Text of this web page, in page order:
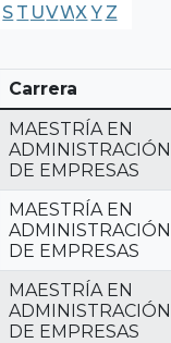
S T UVWX Y Z
Carrera
MAESTRÍA EN
ADMINISTRACIÓN
DE EMPRESAS
MAESTRÍA EN
ADMINISTRACIÓN
DE EMPRESAS
MAESTRÍA EN
ADMINISTRACIÓN
DE EMPRESAS